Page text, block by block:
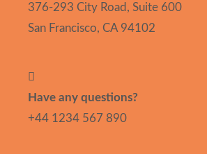
376-293 City Road, Suite 600
San Francisco, CA 94102
Have any questions?
+44 1234 567 890